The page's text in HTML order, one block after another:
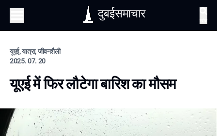
दुबईसमाचार
यूएई, यात्रा, जीवनशैली
2025. 07. 20
यूएई में फिर लौटेगा बारिश का मौसम